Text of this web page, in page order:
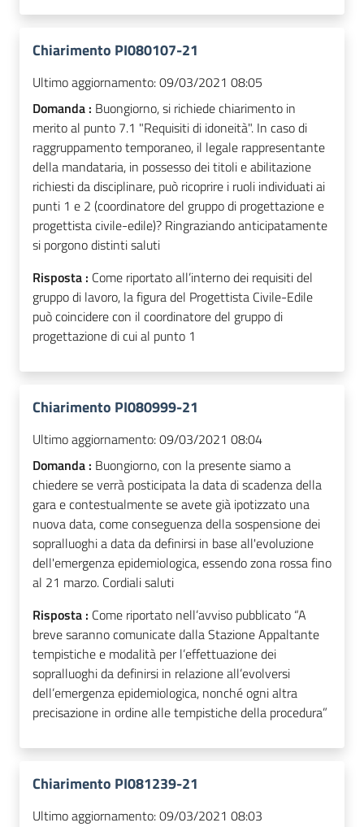
Chiarimento PI080107-21
Ultimo aggiornamento:09/03/2021 08:05
Domanda : Buongiorno, si richiede chiarimento in
merito al punto 7.1 "Requisiti di idoneità". In caso di
raggruppamento temporaneo, il legale rappresentante
della mandataria, in possesso dei titoli e abilitazione
richiesti da disciplinare, può ricoprire i ruoli individuati ai
punti 1 e 2 (coordinatore del gruppo di progettazione e
progettista civile-edile)? Ringraziando anticipatamente
si porgono distinti saluti
Risposta : Come riportato all’interno dei requisiti del
gruppo di lavoro, la figura del Progettista Civile-Edile
può coincidere con il coordinatore del gruppo di
progettazione di cui al punto 1
Chiarimento PI080999-21
Ultimo aggiornamento:09/03/2021 08:04
Domanda : Buongiorno, con la presente siamo a
chiedere se verrà posticipata la data di scadenza della
gara e contestualmente se avete già ipotizzato una
nuova data, come conseguenza della sospensione dei
sopralluoghi a data da definirsi in base all'evoluzione
dell'emergenza epidemiologica, essendo zona rossa fino
al 21 marzo. Cordiali saluti
Risposta : Come riportato nell’avviso pubblicato “A
breve saranno comunicate dalla Stazione Appaltante
tempistiche e modalità per l’effettuazione dei
sopralluoghi da definirsi in relazione all’evolversi
dell’emergenza epidemiologica, nonché ogni altra
precisazione in ordine alle tempistiche della procedura”
Chiarimento PI081239-21
Ultimo aggiornamento:09/03/2021 08:03